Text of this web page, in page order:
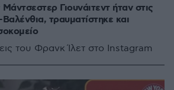
Γιουνάιτεντ ήταν στις
τραυματίστηκε και
του Φρανκ Ίλετ στο Instagram